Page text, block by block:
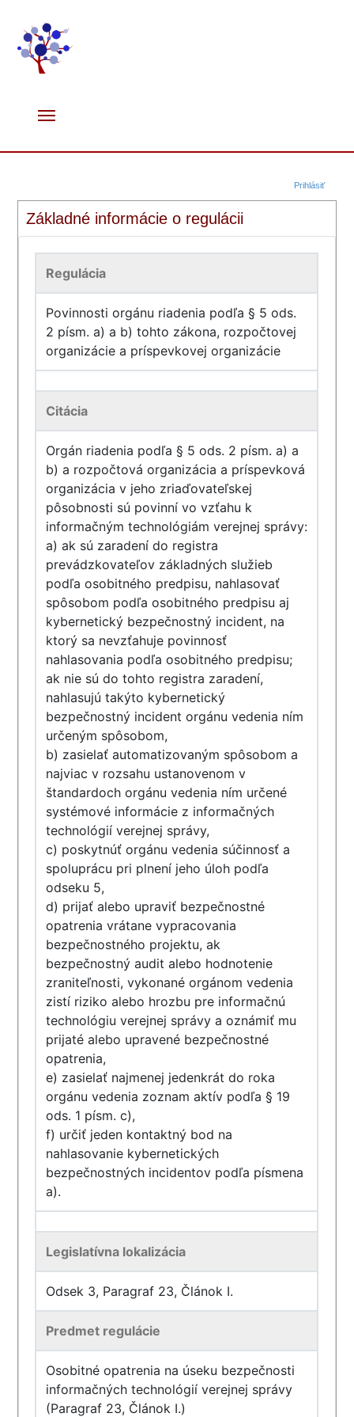
Prihlásiť
Základné informácie o regulácii
Regulácia
Povinnosti orgánu riadenia podľa § 5 ods.
2 písm. a) a b) tohto zákona, rozpočtovej
organizácie a príspevkovej organizácie
Citácia
Orgán riadenia podľa § 5 ods. 2 písm. a) a
b) a rozpočtová organizácia a príspevková
organizácia v jeho zriaďovateľskej
pôsobnosti sú povinní vo vzťahu k
informačným technológiám verejnej správy:
a) ak sú zaradení do registra
prevádzkovateľov základných služieb
podľa osobitného predpisu, nahlasovať
spôsobom podľa osobitného predpisu aj
kybernetický bezpečnostný incident, na
ktorý sa nevzťahuje povinnosť
nahlasovania podľa osobitného predpisu;
ak nie sú do tohto registra zaradení,
nahlasujú takýto kybernetický
bezpečnostný incident orgánu vedenia ním
určeným spôsobom,
b) zasielať automatizovaným spôsobom a
najviac v rozsahu ustanovenom v
štandardoch orgánu vedenia ním určené
systémové informácie z informačných
technológií verejnej správy,
c) poskytnúť orgánu vedenia súčinnosť a
spoluprácu pri plnení jeho úloh podľa
odseku 5,
d) prijať alebo upraviť bezpečnostné
opatrenia vrátane vypracovania
bezpečnostného projektu, ak
bezpečnostný audit alebo hodnotenie
zraniteľnosti, vykonané orgánom vedenia
zistí riziko alebo hrozbu pre informačnú
technológiu verejnej správy a oznámiť mu
prijaté alebo upravené bezpečnostné
opatrenia,
e) zasielať najmenej jedenkrát do roka
orgánu vedenia zoznam aktív podľa § 19
ods. 1 písm. c),
f) určiť jeden kontaktný bod na
nahlasovanie kybernetických
bezpečnostných incidentov podľa písmena
a).
Legislatívna lokalizácia
Odsek 3, Paragraf 23, Článok I.
Predmet regulácie
Osobitné opatrenia na úseku bezpečnosti
informačných technológií verejnej správy
(Paragraf 23, Článok I.)